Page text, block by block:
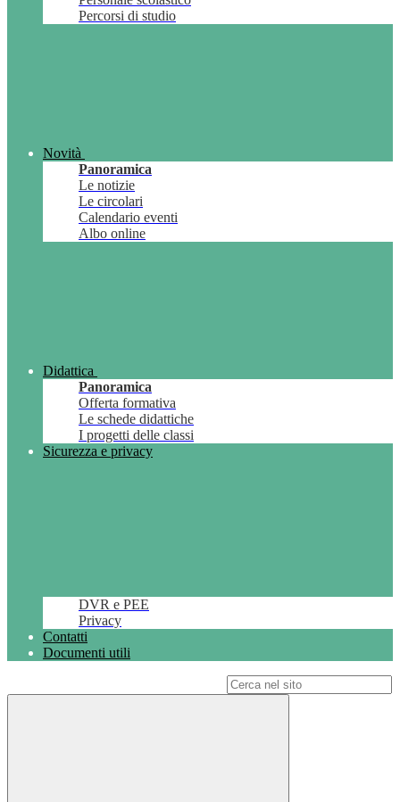
Percorsi di studio
Novità
Panoramica
Le notizie
Le circolari
Calendario eventi
Albo online
Didattica
Panoramica
Offerta formativa
Le schede didattiche
I progetti delle classi
Sicurezza e privacy
DVR e PEE
Privacy
Contatti
Documenti utili